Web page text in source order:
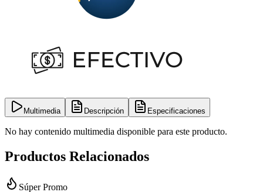
Multimedia Descripción Especificaciones
No hay contenido multimedia disponible para este producto.
Productos Relacionados
Súper Promo